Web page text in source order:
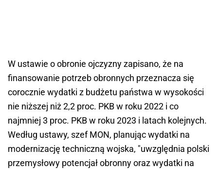
W ustawie o obronie ojczyzny zapisano, że na
finansowanie potrzeb obronnych przeznacza się
corocznie wydatki z budżetu państwa w wysokości
nie niższej niż 2,2 proc. PKB w roku 2022 i co
najmniej 3 proc. PKB w roku 2023 i latach kolejnych.
Według ustawy, szef MON, planując wydatki na
modernizację techniczną wojska, "uwzględnia polski
przemysłowy potencjał obronny oraz wydatki na